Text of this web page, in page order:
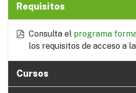
Requisitos
Consulta el programa
los requisitos de acceso a
Cursos